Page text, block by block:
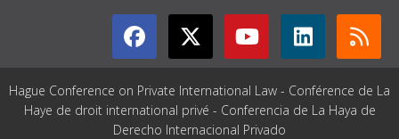
Hague Conference on Private International Law - Conférence de La
Haye de droit international privé - Conferencia de La Haya de
Derecho Internacional Privado